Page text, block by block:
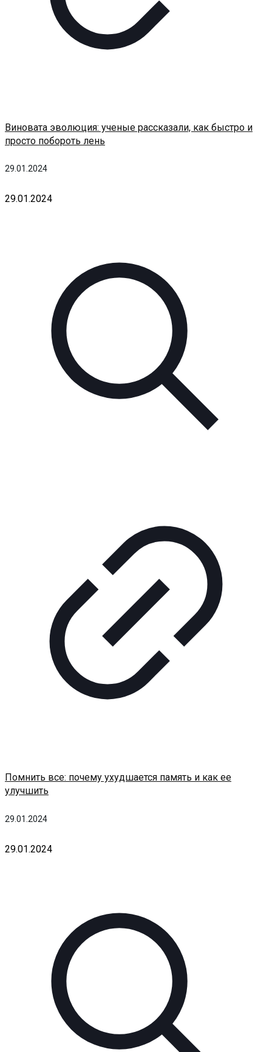
29.01.2024
Виновата эволюция: ученые рассказали, как быстро и
просто побороть лень
29.01.2024
29.01.2024
Помнить все: почему ухудшается память и как ее
улучшить
29.01.2024